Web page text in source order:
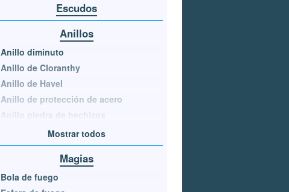
Escudos
Anillos
Anillo diminuto
Anillo de Cloranthy
Anillo de Havel
Anillo de protección de acero
Anillo piedra de hechizos
Mostrar todos
Magias
Bola de fuego